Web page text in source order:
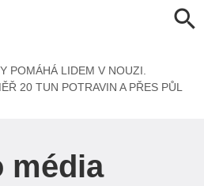
search
POMÁHÁ LIDEM V NOUZI.
20 TUN POTRAVIN A PŘES PŮL
média